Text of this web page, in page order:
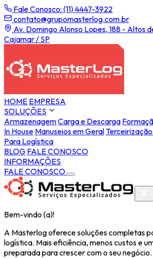
Fale Conosco: (11) 4447-3922
contato@grupomasterlog.com.br
Av. Domingo Alonso Lopes, 188 - Altos
Cajamar / SP
HOME EMPRESA
SOLUÇÕES
ArmazenagemCarga e Descarga
In House Manuseios em Geral
Para Logística
BLOG FALE CONOSCO
INFORMAÇÕES
FALE CONOSCO
Bem-vindo (a)!
A Masterlog oferece soluções completas
logística. Mais eficiência, menos custos e
preparada para crescer com o seu negócio.